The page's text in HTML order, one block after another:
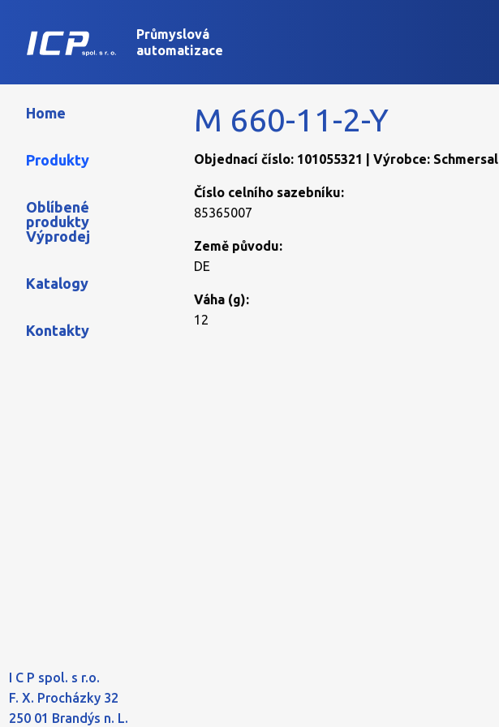
Průmyslová
automatizace
Home
Produkty
Oblíbené
produkty
Výprodej
Katalogy
Kontakty
I C P spol. s r.o.
F. X. Procházky 32
250 01 Brandýs n. L.
M 660-11-2-Y
Objednací číslo: 101055321 | Výrobce: Schmersal
Číslo celního sazebníku:
85365007
Země původu:
DE
Váha (g):
12